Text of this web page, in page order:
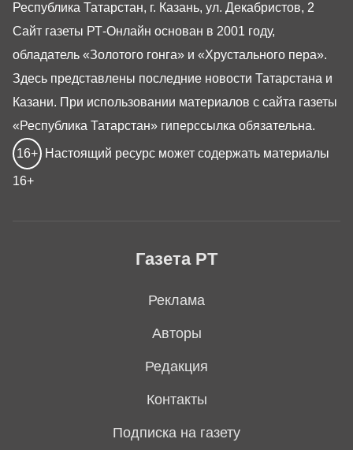
Газета РТ
Реклама
Авторы
Редакция
Контакты
Подписка на газету
Республика Татарстан, г. Казань, ул. Декабристов, 2
Сайт газеты РТ-Онлайн основан в 2001 году,
обладатель «Золотого гонга» и «Хрустального пера».
Здесь представлены последние новости Татарстана и
Казани. При использовании материалов с сайта газеты
«Республика Татарстан» гиперссылка обязательна.
16+ Настоящий ресурс может содержать материалы
16+